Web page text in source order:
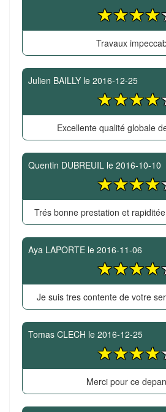
Travaux
Julien BAILLY le 2016-12-25
Excellente qualité globale
Quentin DUBREUIL le 2016-10-10
Trés bonne prestation et
Aya LAPORTE le 2016-11-06
Je suis tres contente de votre
Tomas CLECH le 2016-12-25
Merci pour ce